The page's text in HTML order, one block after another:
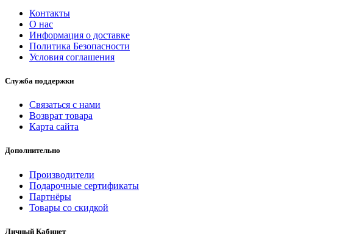
Контакты
О нас
Информация о доставке
Политика Безопасности
Условия соглашения
Служба поддержки
Связаться с нами
Возврат товара
Карта сайта
Дополнительно
Производители
Подарочные сертификаты
Партнёры
Товары со скидкой
Личный Кабинет